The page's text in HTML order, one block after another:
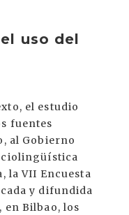
uso del
el estudio
fuentes
al Gobierno
la VII Encuesta
y difundida
en Bilbao, los